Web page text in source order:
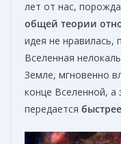
лет от нас,
общей теории
идея не нравилась,
Вселенная
Земле, мгновенно
конце Вселенной, а
передается